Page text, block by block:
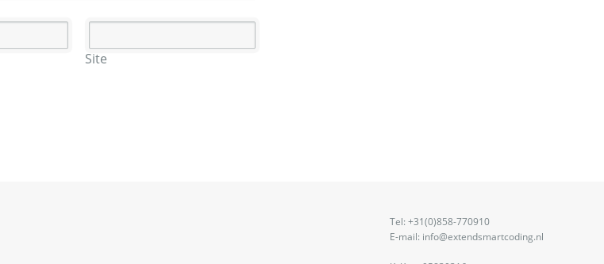
Site
Tel: +31(0)858-770910
E-mail: info@extendsmartcoding.nl